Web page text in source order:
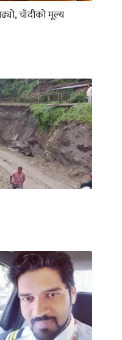
चाँदीको मूल्य